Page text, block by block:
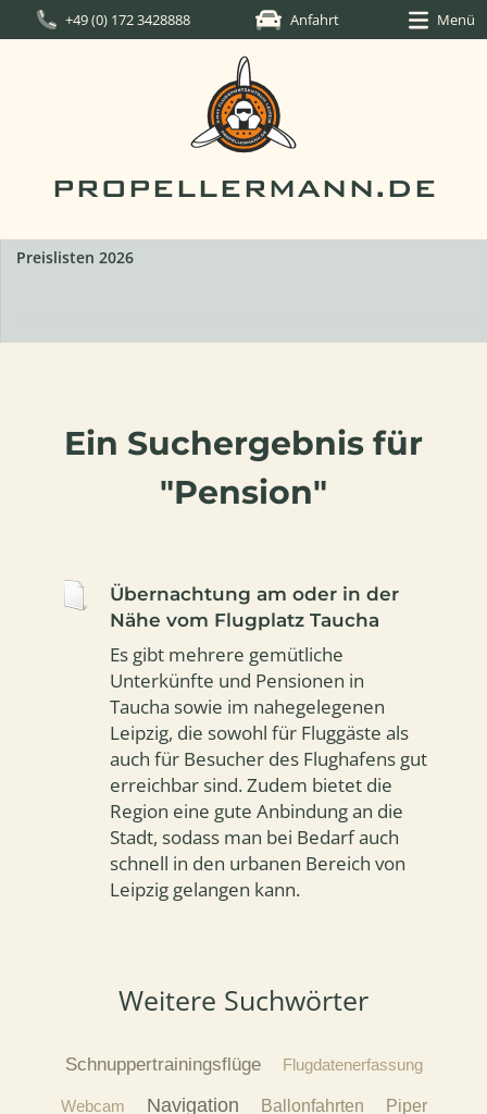
+49 (0) 172 3428888 Anfahrt Menü
PROPELLERMANN.DE
Preislisten 2026
Ein Suchergebnis für
"Pension"
Übernachtung am oder in der
Nähe vom Flugplatz Taucha
Es gibt mehrere gemütliche
Unterkünfte und Pensionen in
Taucha sowie im nahegelegenen
Leipzig, die sowohl für Fluggäste als
auch für Besucher des Flughafens gut
erreichbar sind. Zudem bietet die
Region eine gute Anbindung an die
Stadt, sodass man bei Bedarf auch
schnell in den urbanen Bereich von
Leipzig gelangen kann.
Weitere Suchwörter
Schnuppertrainingsflüge Flugdatenerfassung
Webcam Navigation Ballonfahrten Piper